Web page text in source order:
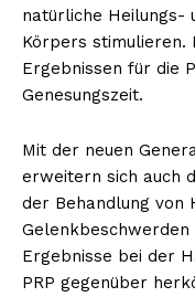
natürliche Heilungs-
Körpers stimulieren.
Ergebnissen für die
Genesungszeit.
Mit der neuen
erweitern sich auch
der Behandlung von
Gelenkbeschwerden
Ergebnisse bei der
PRP gegenüber